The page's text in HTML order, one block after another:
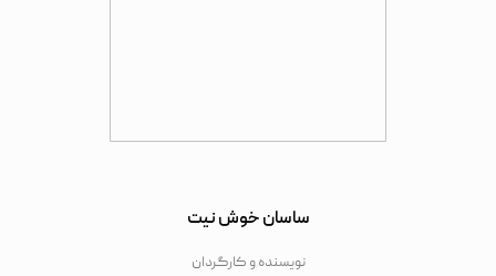
ساسان خوش نیت
نویسنده و کارگردان